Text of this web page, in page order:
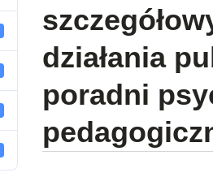
działania
poradni